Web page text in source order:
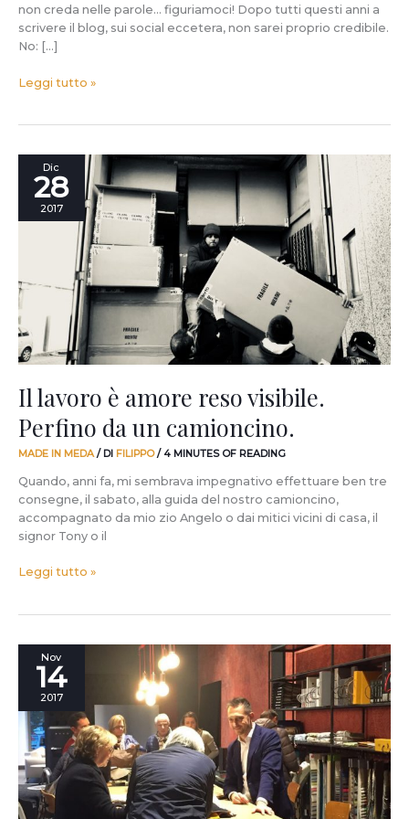
non creda nelle parole… figuriamoci! Dopo tutti questi anni a
scrivere il blog, sui social eccetera, non sarei proprio credibile.
No: […]
Leggi tutto »
Dic
28
2017
Il lavoro è amore reso visibile.
Perfino da un camioncino.
MADE IN MEDA/ DI FILIPPO/4 MINUTES OF READING
Quando, anni fa, mi sembrava impegnativo effettuare ben tre
consegne, il sabato, alla guida del nostro camioncino,
accompagnato da mio zio Angelo o dai mitici vicini di casa, il
signor Tony o il
lavoro
da
un
camioncino.
Leggi tutto »
Nov
14
2017
Torino,
Verona
16
abbiamo
aperto
due